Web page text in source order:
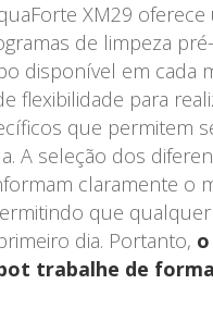
XM29
de limpeza
disponível em cada
flexibilidade para
que permitem
A seleção dos
claramente o
que
dia. Portanto,
trabalhe de